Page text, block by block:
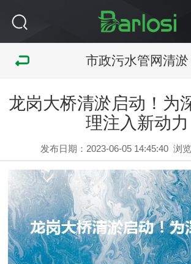
市政污水管网清淤
龙岗大桥清淤启动！为
理注入新动力
发布日期：2023-06-05 14:45:40 浏